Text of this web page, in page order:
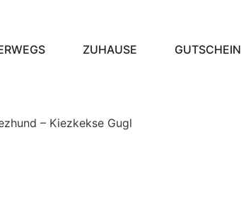
ZUHAUSE GUTSCHEIN
– Kiezkekse Gugl